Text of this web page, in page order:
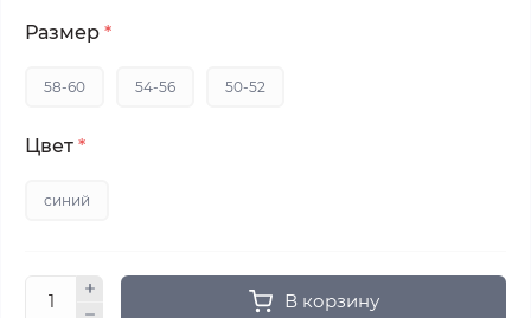
Размер *
58-60 54-56 50-52
Цвет *
синий
В корзину